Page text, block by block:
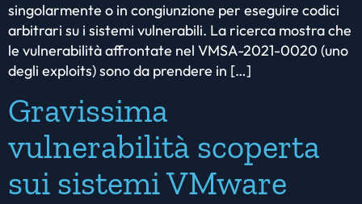
singolarmente o in congiunzione per eseguire codici
arbitrari su i sistemi vulnerabili. La ricerca mostra che
le vulnerabilità affrontate nel VMSA-2021-0020 (uno
degli exploits) sono da prendere in […]
Gravissima
vulnerabilità scoperta
sui sistemi VMware